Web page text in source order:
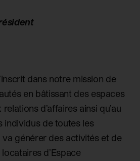
dans notre mission de
en bâtissant des espaces
d’affaires ainsi qu’au
individus de toutes les
va générer des activités et de
d’Espace